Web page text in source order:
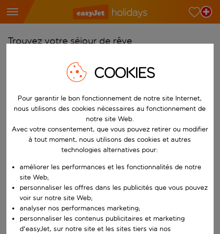
Trouvez votre séjour de rêve
Choisissez votre aéroport
Commencez à taper pour la saisie automatique. Lorsque les
Choisissez votre destination
Vers
Choisissez vos dates
Quand
Qui
Rechercher
COOKIES
Pour garantir le bon fonctionnement de notre site Internet,
nous utilisons des cookies nécessaires au fonctionnement de
notre site Web.
Avec votre consentement, que vous pouvez retirer ou modifier
à tout moment, nous utilisons des cookies et autres
technologies alternatives pour:
améliorer les performances et les fonctionnalités de notre
site Web;
personnaliser les offres dans les publicités que vous pouvez
voir sur notre site Web;
analyser nos performances marketing;
personnaliser les contenus publicitaires et marketing
d'easyJet, sur notre site et les sites tiers via nos